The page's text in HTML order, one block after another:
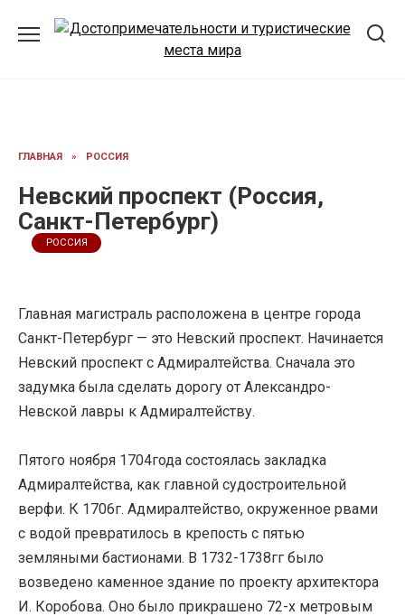
ГЛАВНАЯ » РОССИЯ
Невский проспект (Россия,
Санкт-Петербург)
РОССИЯ
Главная магистраль расположена в центре города
Санкт-Петербург — это Невский проспект. Начинается
Невский проспект с Адмиралтейства. Сначала это
задумка была сделать дорогу от Александро-
Невской лавры к Адмиралтейству.
Пятого ноября 1704года состоялась закладка
Адмиралтейства, как главной судостроительной
верфи. К 1706г. Адмиралтейство, окруженное рвами
с водой превратилось в крепость с пятью
земляными бастионами. В 1732-1738гг было
возведено каменное здание по проекту архитектора
И. Коробова. Оно было прикрашено 72-х метровым